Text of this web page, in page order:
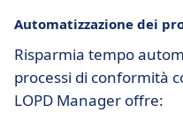
Automatizzazione dei
Risparmia tempo
processi di conformità
LOPD Manager offre: